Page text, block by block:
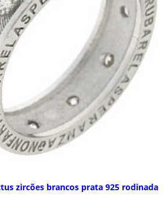
zircões brancos prata 925 rodinada